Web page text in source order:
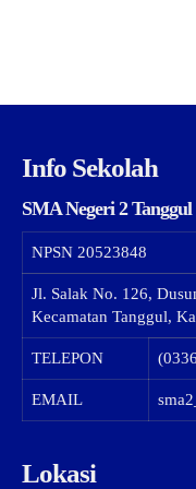
Info Sekolah
SMA Negeri 2 Tanggul
NPSN 20523848
Jl. Salak No. 126,
Kecamatan Tanggul,
TELEPON
EMAIL
Lokasi